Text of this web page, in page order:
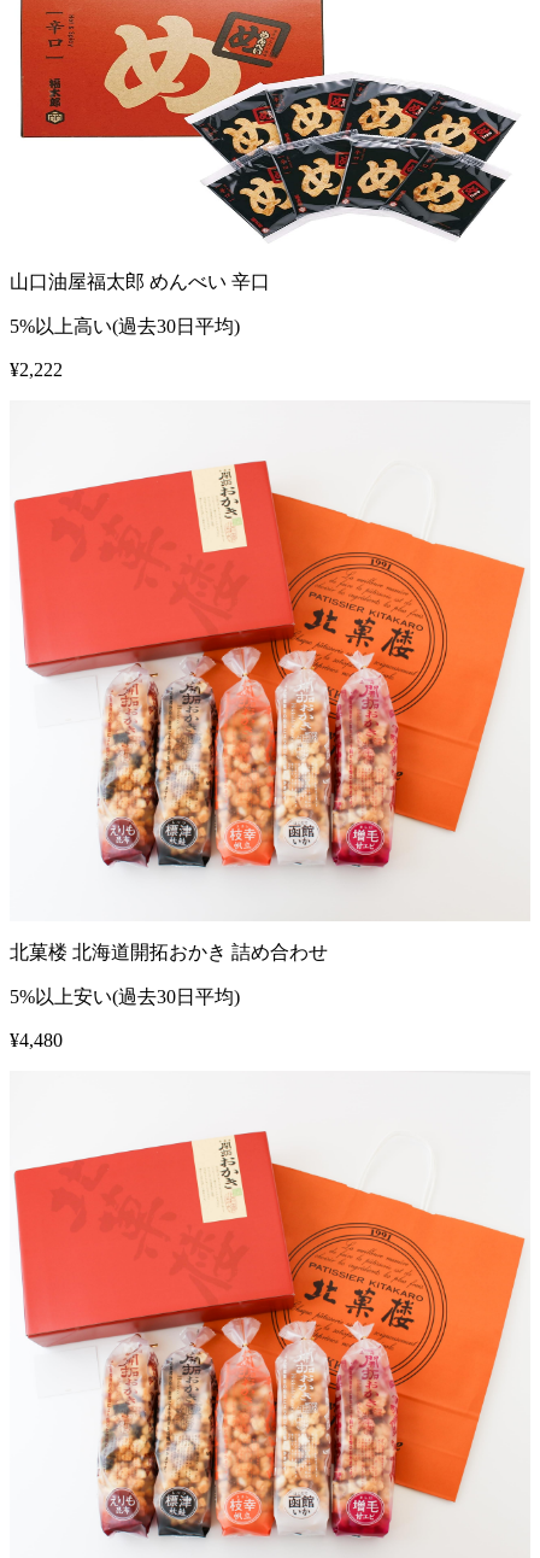
山口油屋福太郎 めんべい 辛口
5%以上高い(過去30日平均)
¥2,222
北菓楼 北海道開拓おかき 詰め合わせ
5%以上安い(過去30日平均)
¥4,480